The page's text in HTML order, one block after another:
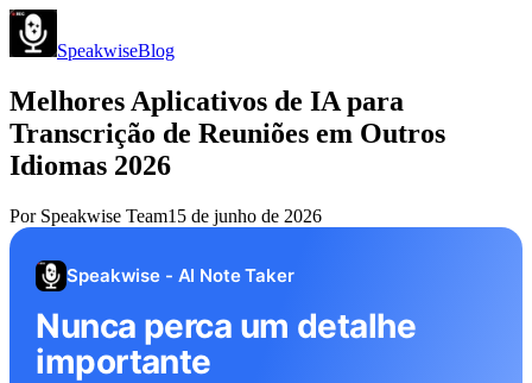
SpeakwiseBlog
Melhores Aplicativos de IA para
Transcrição de Reuniões em Outros
Idiomas 2026
Por Speakwise Team15 de junho de 2026
Speakwise - AI Note Taker
Nunca perca um detalhe
importante